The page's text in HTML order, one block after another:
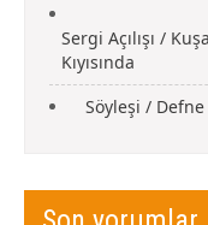
Sergi Açılışı /
Kıyısında
Söyleşi /